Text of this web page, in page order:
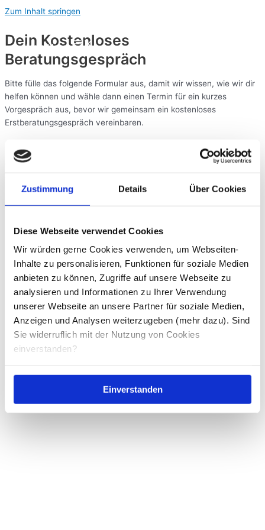
Zustimmung Details Über Cookies
Diese Webseite verwendet Cookies
Wir würden gerne Cookies verwenden, um Webseiten-
Inhalte zu personalisieren, Funktionen für soziale Medien
anbieten zu können, Zugriffe auf unsere Webseite zu
analysieren und Informationen zu Ihrer Verwendung
unserer Webseite an unsere Partner für soziale Medien,
Anzeigen und Analysen weiterzugeben (mehr dazu). Sind
Sie widerruflich mit der Nutzung von Cookies
einverstanden?
Einverstanden
Zum Inhalt springen
Main Menu
Dein Kostenloses
Beratungsgespräch
Bitte fülle das folgende Formular aus, damit wir wissen, wie wir dir
helfen können und wähle dann einen Termin für ein kurzes
Vorgespräch aus, bevor wir gemeinsam ein kostenloses
Erstberatungsgespräch vereinbaren.
Jetzt Bewerbung starten